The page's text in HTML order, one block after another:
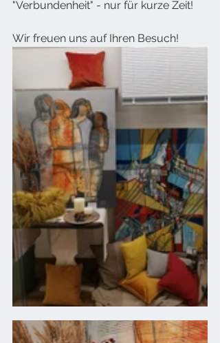
"Verbundenheit" - nur für kurze Zeit!
Wir freuen uns auf Ihren Besuch!